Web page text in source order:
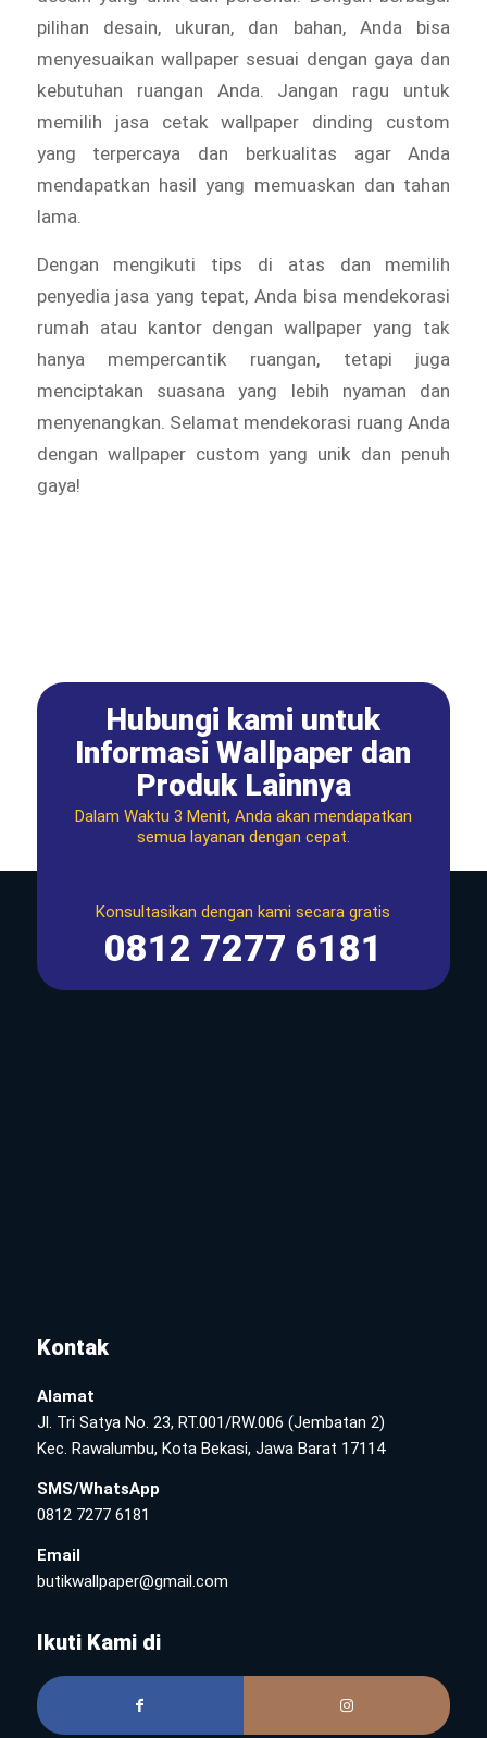
pilihan desain, ukuran, dan bahan, Anda bisa
menyesuaikan wallpaper sesuai dengan gaya dan
kebutuhan ruangan Anda. Jangan ragu untuk
memilih jasa cetak wallpaper dinding custom
yang terpercaya dan berkualitas agar Anda
mendapatkan hasil yang memuaskan dan tahan
lama.
Dengan mengikuti tips di atas dan memilih
penyedia jasa yang tepat, Anda bisa mendekorasi
rumah atau kantor dengan wallpaper yang tak
hanya mempercantik ruangan, tetapi juga
menciptakan suasana yang lebih nyaman dan
menyenangkan. Selamat mendekorasi ruang Anda
dengan wallpaper custom yang unik dan penuh
gaya!
Hubungi kami untuk
Informasi Wallpaper dan
Produk Lainnya
Dalam Waktu 3 Menit, Anda akan mendapatkan
semua layanan dengan cepat.
Konsultasikan dengan kami secara gratis
0812 7277 6181
Kontak
Alamat
Jl. Tri Satya No. 23, RT.001/RW.006 (Jembatan 2)
Kec. Rawalumbu, Kota Bekasi, Jawa Barat 17114
SMS/WhatsApp
0812 7277 6181
Email
butikwallpaper@gmail.com
Ikuti Kami di